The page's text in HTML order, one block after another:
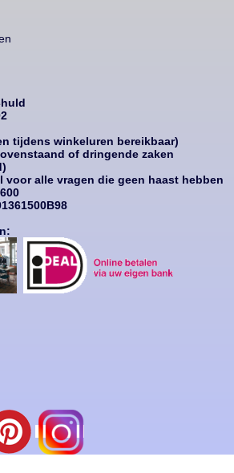
tijdens winkeluren bereikbaar)
of dringende zaken
voor alle vragen die geen haast hebben
600